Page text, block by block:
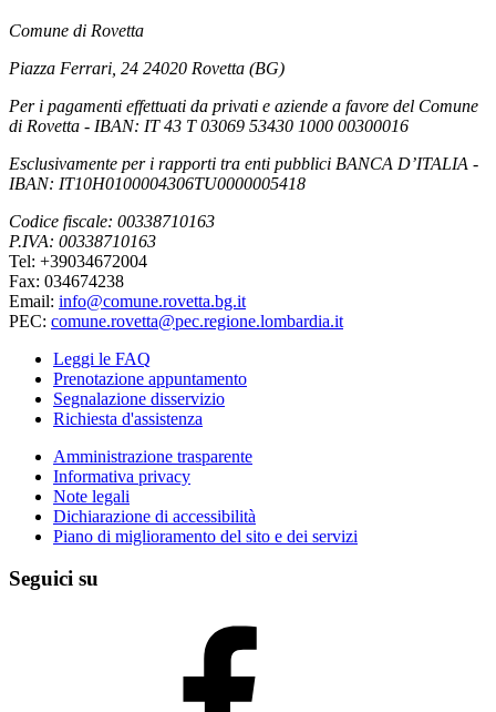
Comune di Rovetta
Piazza Ferrari, 24 24020 Rovetta (BG)
Per i pagamenti effettuati da privati e aziende a favore del Comune
di Rovetta - IBAN: IT 43 T 03069 53430 1000 00300016
Esclusivamente per i rapporti tra enti pubblici BANCA D’ITALIA -
IBAN: IT10H0100004306TU0000005418
Codice fiscale: 00338710163
P.IVA: 00338710163
Tel: +39034672004
Fax: 034674238
Email: info@comune.rovetta.bg.it
PEC: comune.rovetta@pec.regione.lombardia.it
Leggi le FAQ
Prenotazione appuntamento
Segnalazione disservizio
Richiesta d'assistenza
Amministrazione trasparente
Informativa privacy
Note legali
Dichiarazione di accessibilità
Piano di miglioramento del sito e dei servizi
Seguici su